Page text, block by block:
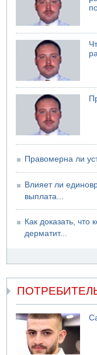
Саудовская
06.08.2026 13:43
И еще иранские
06.08.2026 13:13
Арестованы двое
электрической
Возле Кирьят-Арбы
06.08.2026 12:06
США не будут
06.08.2026 11:41
Трое подростков
Правомерна ли
Влияет ли
выплата...
Как доказать, что
дерматит...